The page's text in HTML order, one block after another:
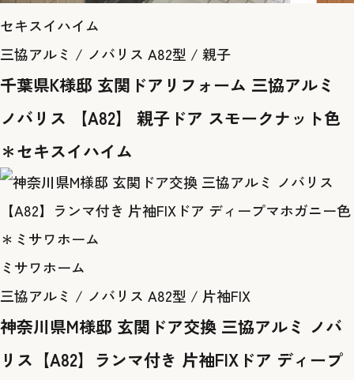
セキスイハイム
三協アルミ / ノバリス A82型 / 親子
千葉県K様邸 玄関ドアリフォーム 三協アルミ
ノバリス 【A82】 親子ドア スモークナット色
＊セキスイハイム
ミサワホーム
三協アルミ / ノバリス A82型 / 片袖FIX
神奈川県M様邸 玄関ドア交換 三協アルミ ノバ
リス【A82】ランマ付き 片袖FIXドア ディープ